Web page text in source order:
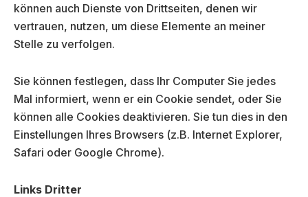
können auch Dienste von Drittseiten, denen wir
vertrauen, nutzen, um diese Elemente an meiner
Stelle zu verfolgen.
Sie können festlegen, dass Ihr Computer Sie jedes
Mal informiert, wenn er ein Cookie sendet, oder Sie
können alle Cookies deaktivieren. Sie tun dies in den
Einstellungen Ihres Browsers (z.B. Internet Explorer,
Safari oder Google Chrome).
Links Dritter